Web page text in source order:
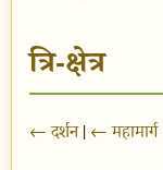
त्रि-क्षेत्र
← दर्शन| ← महामार्ग